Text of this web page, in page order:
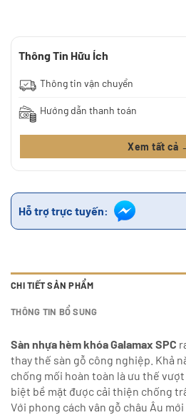
Thông Tin Hữu Ích
Thông tin vận chuyển
Hướng dẫn thanh toán
Xem tất cả
Hỗ trợ trực tuyến:
CHI TIẾT SẢN PHẨM
THÔNG TIN BỔ SUNG
Sàn nhựa hèm khóa Galamax SPC
thay thế sàn gỗ công nghiệp. Khả
chống mối hoàn toàn là ưu thế
biệt bề mặt được cải thiện chống
Với phong cách vân gỗ châu Âu